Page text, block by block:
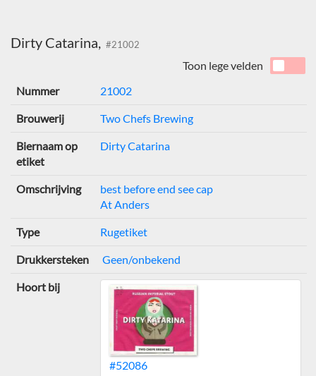
Dirty Catarina, #21002
Toon lege velden
Nummer
21002
Brouwerij Two Chefs Brewing
Biernaam op
etiket
Dirty Catarina
Omschrijving
best before end see cap
At Anders
Type Rugetiket
Drukkersteken Geen/onbekend
Hoort bij
#52086